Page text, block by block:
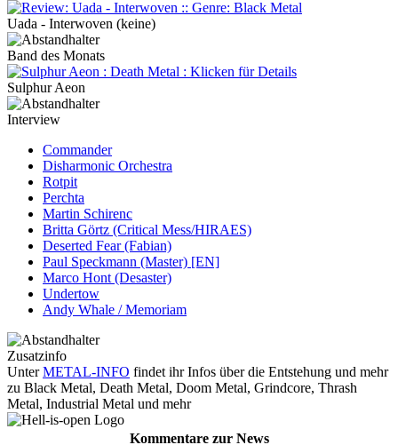
Uada - Interwoven (keine)
Band des Monats
Sulphur Aeon
Interview
Commander
Disharmonic Orchestra
Rotpit
Perchta
Martin Schirenc
Britta Görtz (Critical Mess/HIRAES)
Deserted Fear (Fabian)
Paul Speckmann (Master) [EN]
Marco Hont (Desaster)
Undertow
Andy Whale / Memoriam
Zusatzinfo
UnterMETAL-INFO findet ihr Infos über die Entstehung und mehr
zu Black Metal, Death Metal, Doom Metal, Grindcore, Thrash
Metal, Industrial Metal und mehr
Kommentare zur News